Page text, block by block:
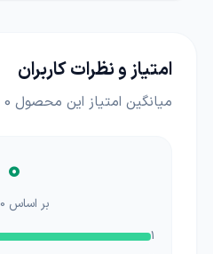
امتیاز و نظرات کاربران
میانگین امتیاز این محصول 0
0
بر اساس 0
1